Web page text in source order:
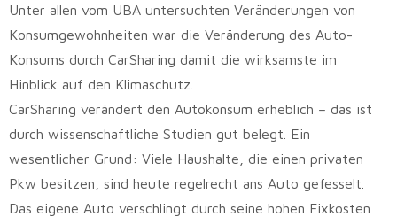
Unter allen vom UBA untersuchten Veränderungen von
Konsumgewohnheiten war die Veränderung des Auto-
Konsums durch CarSharing damit die wirksamste im
Hinblick auf den Klimaschutz.
CarSharing verändert den Autokonsum erheblich – das ist
durch wissenschaftliche Studien gut belegt. Ein
wesentlicher Grund: Viele Haushalte, die einen privaten
Pkw besitzen, sind heute regelrecht ans Auto gefesselt.
Das eigene Auto verschlingt durch seine hohen Fixkosten